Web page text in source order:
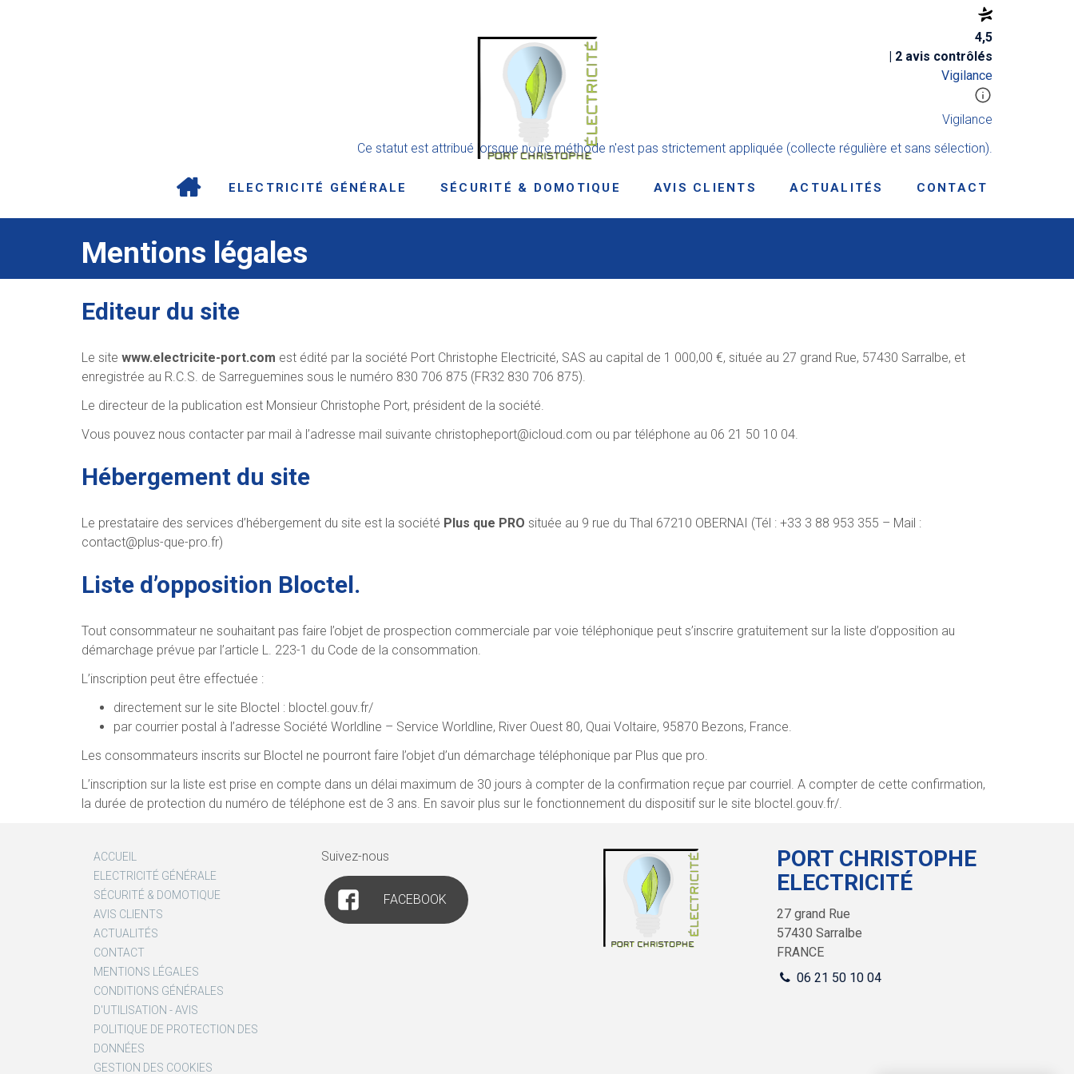
4,5
| 2 avis contrôlés
Vigilance
Vigilance
Ce statut est attribué lorsque notre méthode n'est pas strictement appliquée (collecte régulière et sans sélection).
ELECTRICITÉ GÉNÉRALE SÉCURITÉ & DOMOTIQUE AVIS CLIENTS ACTUALITÉS CONTACT
Mentions légales
Editeur du site
Le site www.electricite-port.com est édité par la société Port Christophe Electricité, SAS au capital de 1 000,00 €, située au 27 grand Rue, 57430 Sarralbe, et
enregistrée au R.C.S. de Sarreguemines sous le numéro 830 706 875 (FR32 830 706 875).
Le directeur de la publication est Monsieur Christophe Port, président de la société.
Vous pouvez nous contacter par mail à l’adresse mail suivante christopheport@icloud.com ou par téléphone au 06 21 50 10 04.
Hébergement du site
Le prestataire des services d’hébergement du site est la société Plus que PRO située au 9 rue du Thal 67210 OBERNAI (Tél : +33 3 88 953 355 – Mail :
contact@plus-que-pro.fr)
Liste d’opposition Bloctel.
Tout consommateur ne souhaitant pas faire l’objet de prospection commerciale par voie téléphonique peut s’inscrire gratuitement sur la liste d’opposition au
démarchage prévue par l’article L. 223-1 du Code de la consommation.
L’inscription peut être effectuée :
directement sur le site Bloctel : bloctel.gouv.fr/
par courrier postal à l’adresse Société Worldline – Service Worldline, River Ouest 80, Quai Voltaire, 95870 Bezons, France.
Les consommateurs inscrits sur Bloctel ne pourront faire l’objet d’un démarchage téléphonique par Plus que pro.
L’inscription sur la liste est prise en compte dans un délai maximum de 30 jours à compter de la confirmation reçue par courriel. A compter de cette confirmation,
la durée de protection du numéro de téléphone est de 3 ans. En savoir plus sur le fonctionnement du dispositif sur le site bloctel.gouv.fr/.
ACCUEIL
ELECTRICITÉ GÉNÉRALE
SÉCURITÉ & DOMOTIQUE
AVIS CLIENTS
ACTUALITÉS
CONTACT
MENTIONS LÉGALES
CONDITIONS GÉNÉRALES
D'UTILISATION - AVIS
POLITIQUE DE PROTECTION DES
DONNÉES
GESTION DES COOKIES
Suivez-nous
FACEBOOK
PORT CHRISTOPHE
ELECTRICITÉ
27 grand Rue
57430 Sarralbe
FRANCE
06 21 50 10 04